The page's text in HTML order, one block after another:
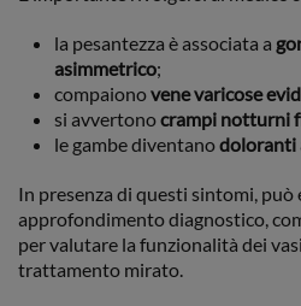
la pesantezza è associata a
asimmetrico;
compaionovene varicose
si avvertonocrampi notturni
le gambe diventanodoloranti
In presenza di questi sintomi, può
approfondimento diagnostico,
per valutare la funzionalità dei
trattamento mirato.